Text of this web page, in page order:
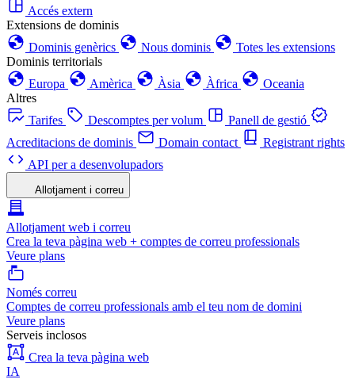
Accés extern
Extensions de dominis
Dominis genèrics
Nous dominis
Totes les extensions
Dominis territorials
Europa
Amèrica Àsia Àfrica
Oceania
Altres
Tarifes
Descomptes per volum
Panell de gestió
Acreditacions de dominis
Domain contact
Registrant rights
API per a desenvolupadors
Allotjament i correu
Allotjament web i correu
Crea la teva pàgina web + comptes de correu professionals
Veure plans
Només correu
Comptes de correu professionals amb el teu nom de domini
Veure plans
Serveis inclosos
Crea la teva pàgina web
IA